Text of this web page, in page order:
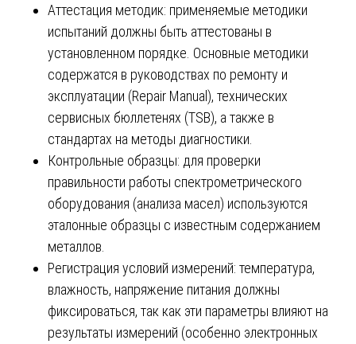
Аттестация методик: применяемые методики
испытаний должны быть аттестованы в
установленном порядке. Основные методики
содержатся в руководствах по ремонту и
эксплуатации (Repair Manual), технических
сервисных бюллетенях (TSB), а также в
стандартах на методы диагностики.
Контрольные образцы: для проверки
правильности работы спектрометрического
оборудования (анализа масел) используются
эталонные образцы с известным содержанием
металлов.
Регистрация условий измерений: температура,
влажность, напряжение питания должны
фиксироваться, так как эти параметры влияют на
результаты измерений (особенно электронных